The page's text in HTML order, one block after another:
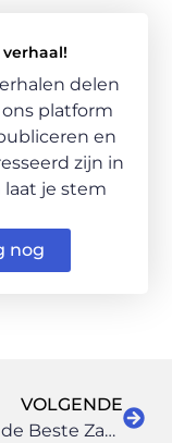
delen
platform
en
zijn in
je stem
nog
VOLGENDE
Ontdek de Beste Zaalverhuur in Spijkenisse voor Elke Gelegenheid